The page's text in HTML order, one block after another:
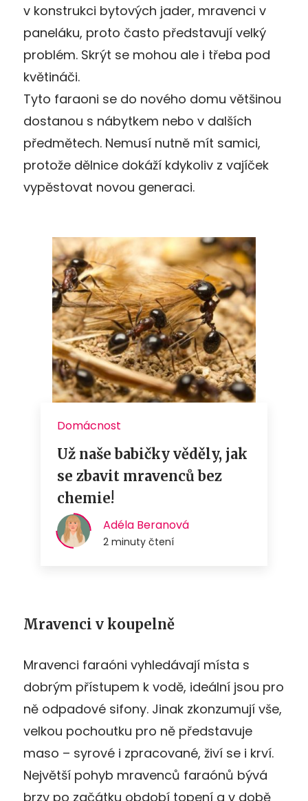
v konstrukci bytových jader, mravenci v
paneláku, proto často představují velký
problém. Skrýt se mohou ale i třeba pod
květináči.
Tyto faraoni se do nového domu většinou
dostanou s nábytkem nebo v dalších
předmětech. Nemusí nutně mít samici,
protože dělnice dokáží kdykoliv z vajíček
vypěstovat novou generaci.
Mravenci v koupelně
Mravenci faraóni vyhledávají místa s
dobrým přístupem k vodě, ideální jsou pro
ně odpadové sifony. Jinak zkonzumují vše,
velkou pochoutku pro ně představuje
maso – syrové i zpracované, živí se i krví.
Největší pohyb mravenců faraónů bývá
brzy po začátku období topení a v době